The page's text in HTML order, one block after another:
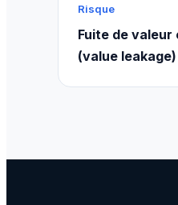
Risque
Fuite de
(value leakage)